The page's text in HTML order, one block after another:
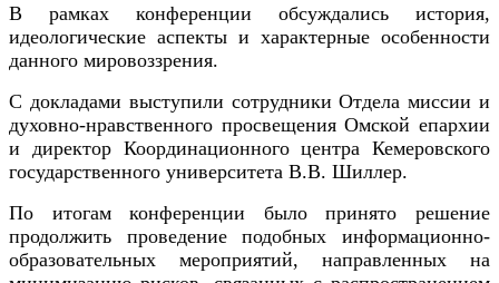
В рамках конференции обсуждались история,
идеологические аспекты и характерные особенности
данного мировоззрения.
С докладами выступили сотрудники Отдела миссии и
духовно-нравственного просвещения Омской епархии
и директор Координационного центра Кемеровского
государственного университета В.В. Шиллер.
По итогам конференции было принято решение
продолжить проведение подобных информационно-
образовательных мероприятий, направленных на